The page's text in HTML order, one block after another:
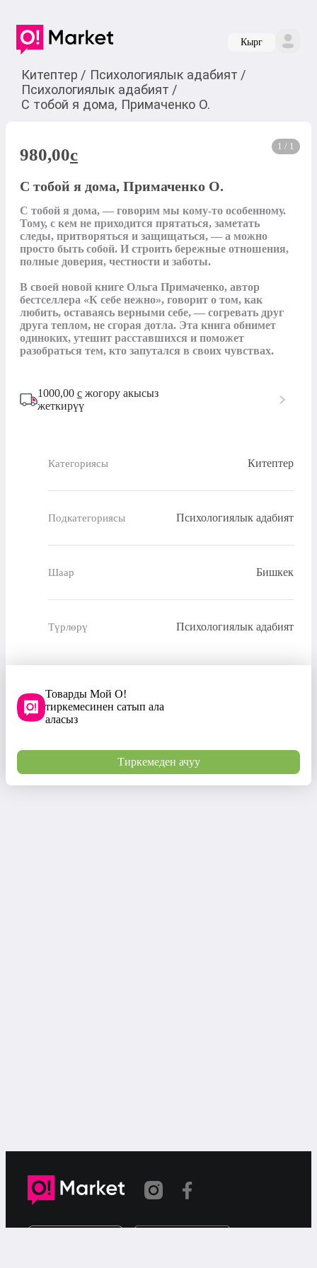
Кырг
Китептер / Психологиялык адабият /
Психологиялык адабият /
С тобой я дома, Примаченко О.
1 / 1
980,00c
С тобой я дома, Примаченко О.
С тобой я дома, — говорим мы кому-то особенному.
Тому, с кем не приходится прятаться, заметать
следы, притворяться и защищаться, — а можно
просто быть собой. И строить бережные отношения,
полные доверия, честности и заботы.
В своей новой книге Ольга Примаченко, автор
бестселлера «К себе нежно», говорит о том, как
любить, оставаясь верными себе, — согревать друг
друга теплом, не сгорая дотла. Эта книга обнимет
одиноких, утешит расставшихся и поможет
разобраться тем, кто запутался в своих чувствах.
1000,00 с жогору акысыз
жеткирүү
Категориясы Китептер
Подкатегориясы Психологиялык адабият
Шаар Бишкек
Түрлөрү Психологиялык адабият
Товарды Мой О!
тиркемесинен сатып ала
аласыз
Тиркемеден ачуу